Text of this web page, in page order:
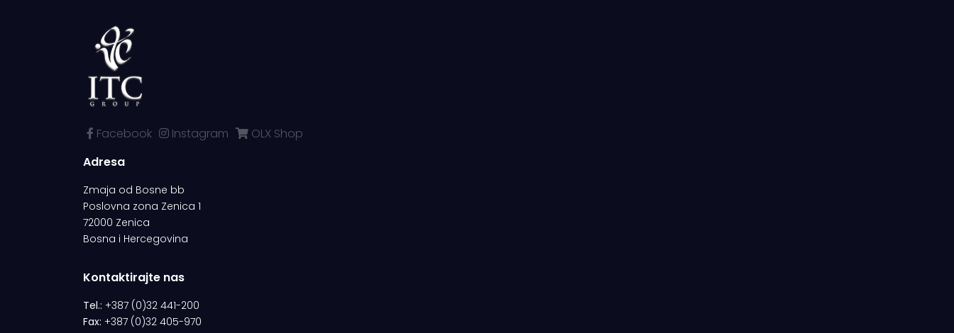
Facebook Instagram
OLX Shop
Adresa
Zmaja od Bosne bb
Poslovna zona Zenica 1
72000 Zenica
Bosna i Hercegovina
Kontaktirajte nas
Tel.: +387 (0)32 441-200
Fax: +387 (0)32 405-970